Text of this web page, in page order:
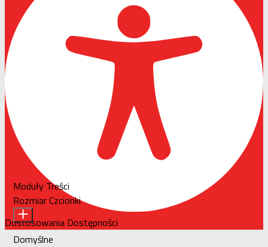
Dostosowania Dostępności
Moduły Treści
Rozmiar Czcionki
Domyślne